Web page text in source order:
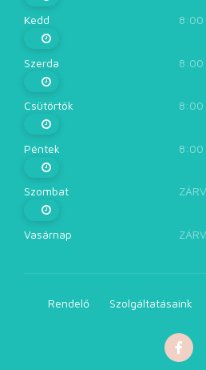
Kedd
Szerda
Csütörtök
Péntek
Szombat
Vasárnap
Rendelő Szolgáltatásaink